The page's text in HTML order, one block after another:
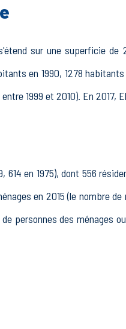
sur une superficie
en 1990, 1278
1999 et 2010). En 2017,
614 en 1975), dont 556
en 2015 (le nombre
personnes des ménages